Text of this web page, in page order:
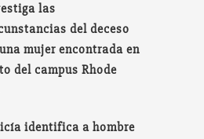
las
del deceso
mujer encontrada en
del campus Rhode
identifica a hombre